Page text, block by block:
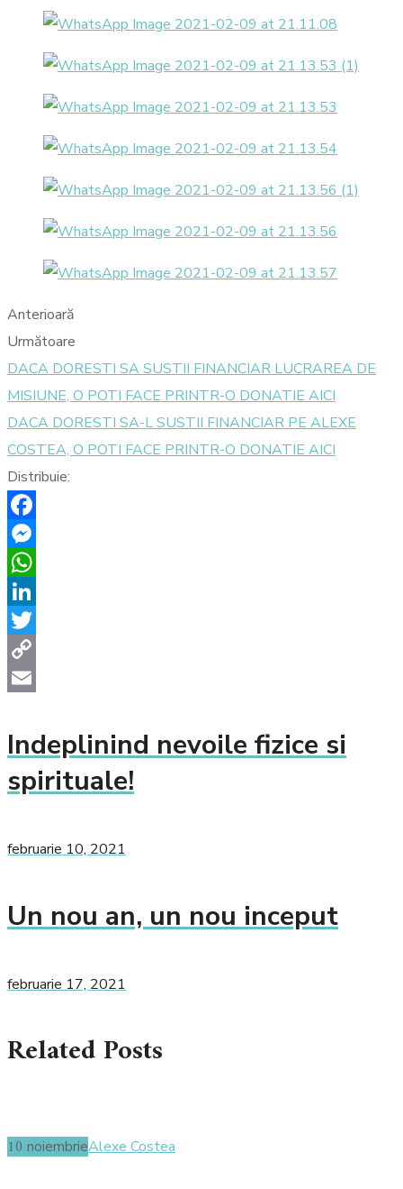
Anterioară
Următoare
DACA DORESTI SA SUSTII FINANCIAR LUCRAREA DE
MISIUNE, O POTI FACE PRINTR-O DONATIE AICI
DACA DORESTI SA-L SUSTII FINANCIAR PE ALEXE
COSTEA, O POTI FACE PRINTR-O DONATIE AICI
Distribuie:
Facebook
Messenger
WhatsApp
LinkedIn
Twitter
Copy
Indeplinind nevoile fizice si
spirituale!
februarie 10, 2021
Un nou an, un nou inceput
februarie 17, 2021
Related Posts
10 noiembrieAlexe Costea